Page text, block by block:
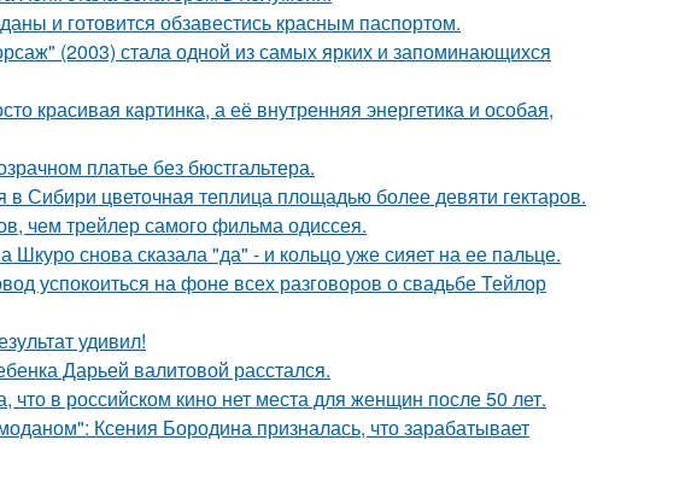
и готовится обзавестись красным паспортом.
(2003) стала одной из самых ярких и запоминающихся
красивая картинка, а её внутренняя энергетика и особая,
платье без бюстгальтера.
Сибири цветочная теплица площадью более девяти гектаров.
чем трейлер самого фильма одиссея.
снова сказала "да" - и кольцо уже сияет на ее пальце.
успокоиться на фоне всех разговоров о свадьбе Тейлор
удивил!
Дарьей валитовой расстался.
что в российском кино нет места для женщин после 50 лет.
Ксения Бородина призналась, что зарабатывает